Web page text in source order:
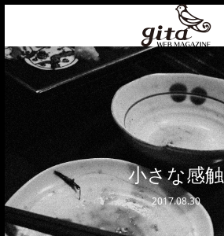
小さな感触
2017.08.30
HOME
WEB MAGAZINE
COFFEE